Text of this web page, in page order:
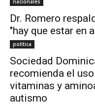
nacionales
Dr. Romero
"hay que estar en
política
Sociedad
recomienda el
vitaminas y
autismo